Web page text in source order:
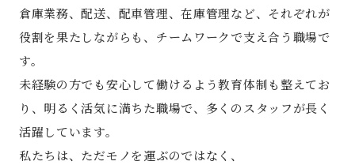
倉庫業務、配送、配車管理、在庫管理など、それぞれが
役割を果たしながらも、チームワークで支え合う職場で
す。
未経験の方でも安心して働けるよう教育体制も整えてお
り、明るく活気に満ちた職場で、多くのスタッフが長く
活躍しています。
私たちは、ただモノを運ぶのではなく、